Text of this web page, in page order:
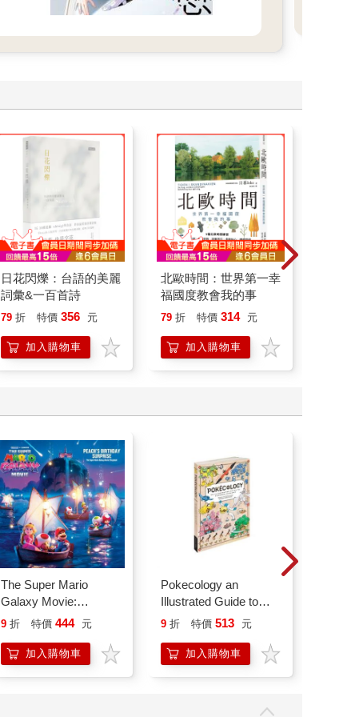
日花閃爍：台語的美麗
詞彙&一百首詩
79 折 特價 356 元
加入購物車
北歐時間：世界第一幸
福國度教會我的事
79 折 特價 314 元
加入購物車
The Super Mario
Galaxy Movie:
Peach`s Birthday
Mario Galaxy Movie
Storybook
9 折 特價 444 元
加入購物車
Pokecology an
Illustrated Guide to
Pokemon Ecology
Press)
9 折 特價 513 元
加入購物車